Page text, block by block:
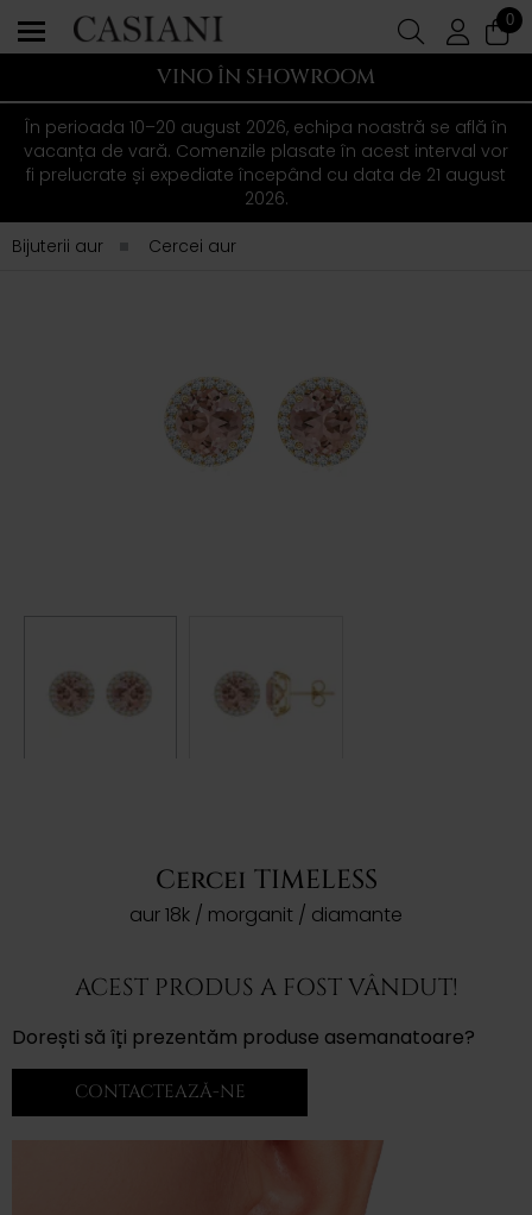
0
VINO ÎN SHOWROOM
În perioada 10–20 august 2026, echipa noastră se află în
vacanța de vară. Comenzile plasate în acest interval vor
fi prelucrate și expediate începând cu data de 21 august
2026.
Bijuterii aur
Cercei aur
Cercei TIMELESS
aur 18k / morganit / diamante
ACEST PRODUS A FOST VÂNDUT!
Dorești să îți prezentăm produse asemanatoare?
CONTACTEAZĂ-NE